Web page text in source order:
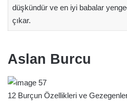
düşkündür ve en iyi babalar
çıkar.
Aslan Burcu
12 Burçun Özellikleri ve